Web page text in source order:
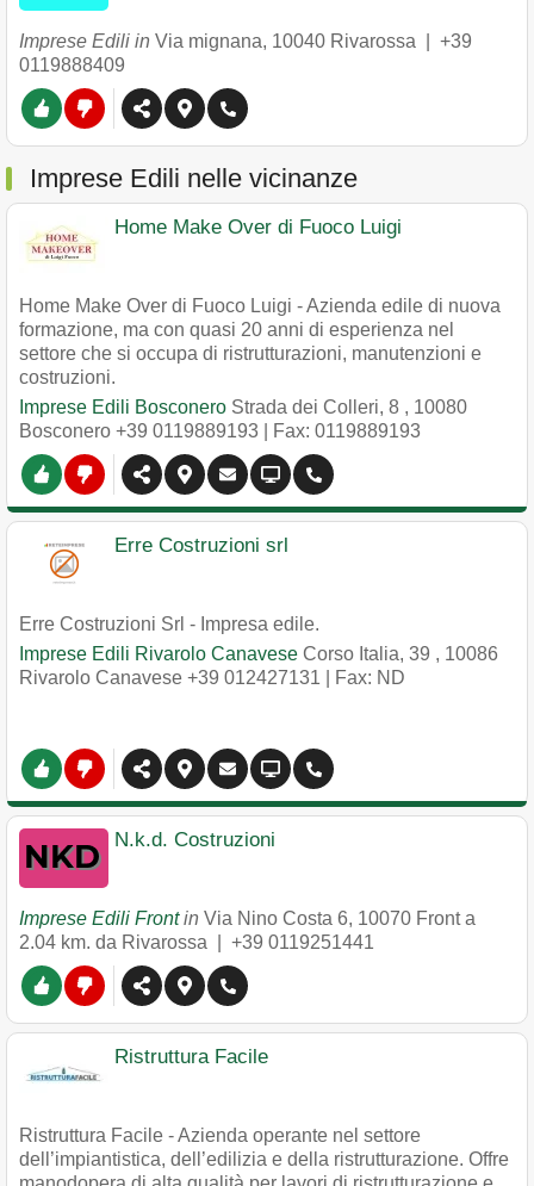
Imprese Edili in Via mignana, 10040 Rivarossa
+39
0119888409
Imprese Edili nelle vicinanze
Home Make Over di Fuoco Luigi
Home Make Over di Fuoco Luigi - Azienda edile di nuova
formazione, ma con quasi 20 anni di esperienza nel
settore che si occupa di ristrutturazioni, manutenzioni e
costruzioni.
Imprese Edili Bosconero Strada dei Colleri, 8 , 10080
Bosconero +39 0119889193 | Fax: 0119889193
Erre Costruzioni srl
Erre Costruzioni Srl - Impresa edile.
Imprese Edili Rivarolo Canavese Corso Italia, 39 , 10086
Rivarolo Canavese +39 012427131 | Fax: ND
N.k.d. Costruzioni
Imprese Edili Frontin Via Nino Costa 6, 10070 Front a
2.04 km. da Rivarossa | +39 0119251441
Ristruttura Facile
Ristruttura Facile - Azienda operante nel settore
dell’impiantistica, dell’edilizia e della ristrutturazione. Offre